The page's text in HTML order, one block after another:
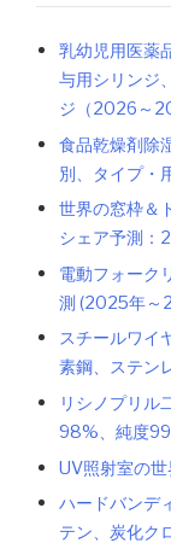
乳幼児用医薬
与用シリンジ
ジ（2026～
食品乾燥剤除
別、タイプ・
世界の窓枠＆
シェア予測：
電動フォーク
測 (2025年～
スチールワイ
素鋼、ステン
リシノプリル
98%、純度
UV照射室の
ハードバンデ
テン、炭化ク